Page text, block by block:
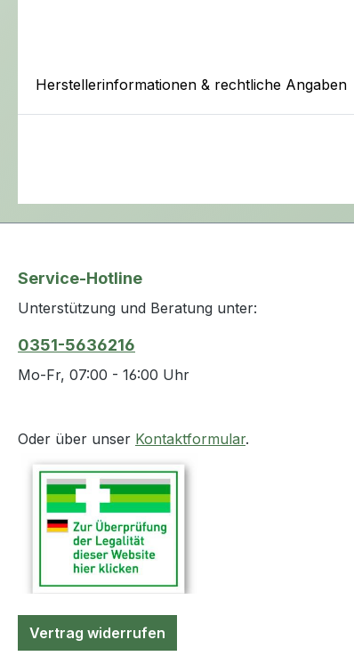
Herstellerinformationen & rechtliche Angaben
Service-Hotline
Unterstützung und Beratung unter:
0351-5636216
Mo-Fr, 07:00 - 16:00 Uhr
Oder über unser Kontaktformular.
Vertrag widerrufen